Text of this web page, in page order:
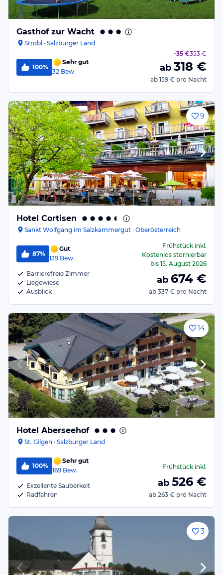
Gasthof zur Wacht
Strobl · Salzburger Land
100%
Sehr gut
32 Bew.
-35 €353 €
ab 318 €
ab 159 € pro Nacht
9
Hotel Cortisen
Sankt Wolfgang im Salzkammergut · Oberösterreich
87%
Gut
139 Bew.
Barrierefreie Zimmer
Liegewiese
Ausblick
Frühstückinkl.
Kostenlos stornierbar
bis 15. August 2026
ab 674 €
ab 337 € pro Nacht
14
Hotel Aberseehof
St. Gilgen · Salzburger Land
100%
Sehr gut
169 Bew.
Exzellente Sauberkeit
Radfahren
Frühstückinkl.
ab 526 €
ab 263 € pro Nacht
3